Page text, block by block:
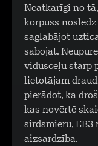
Neatkarīgi no
korpuss
saglabājot
sabojāt.
vidusceļu starp
lietotājam
pierādot, ka
kas novērtē
sirdsmieru, EB3
aizsardzība.